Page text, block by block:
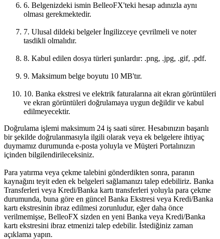
6. Belgenizdeki ismin BelleoFX'teki hesap adınızla aynı
olması gerekmektedir.
7. Ulusal dildeki belgeler İngilizceye çevrilmeli ve noter
tasdikli olmalıdır.
8. Kabul edilen dosya türleri şunlardır: .png, .jpg, .gif, .pdf.
9. Maksimum belge boyutu 10 MB'tır.
10. Banka ekstresi ve elektrik faturalarına ait ekran görüntüleri
ve ekran görüntüleri doğrulamaya uygun değildir ve kabul
edilmeyecektir.
Doğrulama işlemi maksimum 24 iş saati sürer. Hesabınızın başarılı
bir şekilde doğrulanmasıyla ilgili olarak veya ek belgelere ihtiyaç
duymamız durumunda e-posta yoluyla ve Müşteri Portalınızın
içinden bilgilendirileceksiniz.
Para yatırma veya çekme talebini gönderdikten sonra, paranın
kaynağını teyit eden ek belgeleri sağlamanızı talep edebiliriz. Banka
Transferleri veya Kredi/Banka kartı transferleri yoluyla para çekme
durumunda, buna göre en güncel Banka Ekstresi veya Kredi/Banka
kartı ekstresinin ibraz edilmesi zorunludur, eğer daha önce
verilmemişse, BelleoFX sizden en yeni Banka veya Kredi/Banka
kartı ekstresini ibraz etmenizi talep edebilir. İstediğiniz zaman
açıklama yapın.